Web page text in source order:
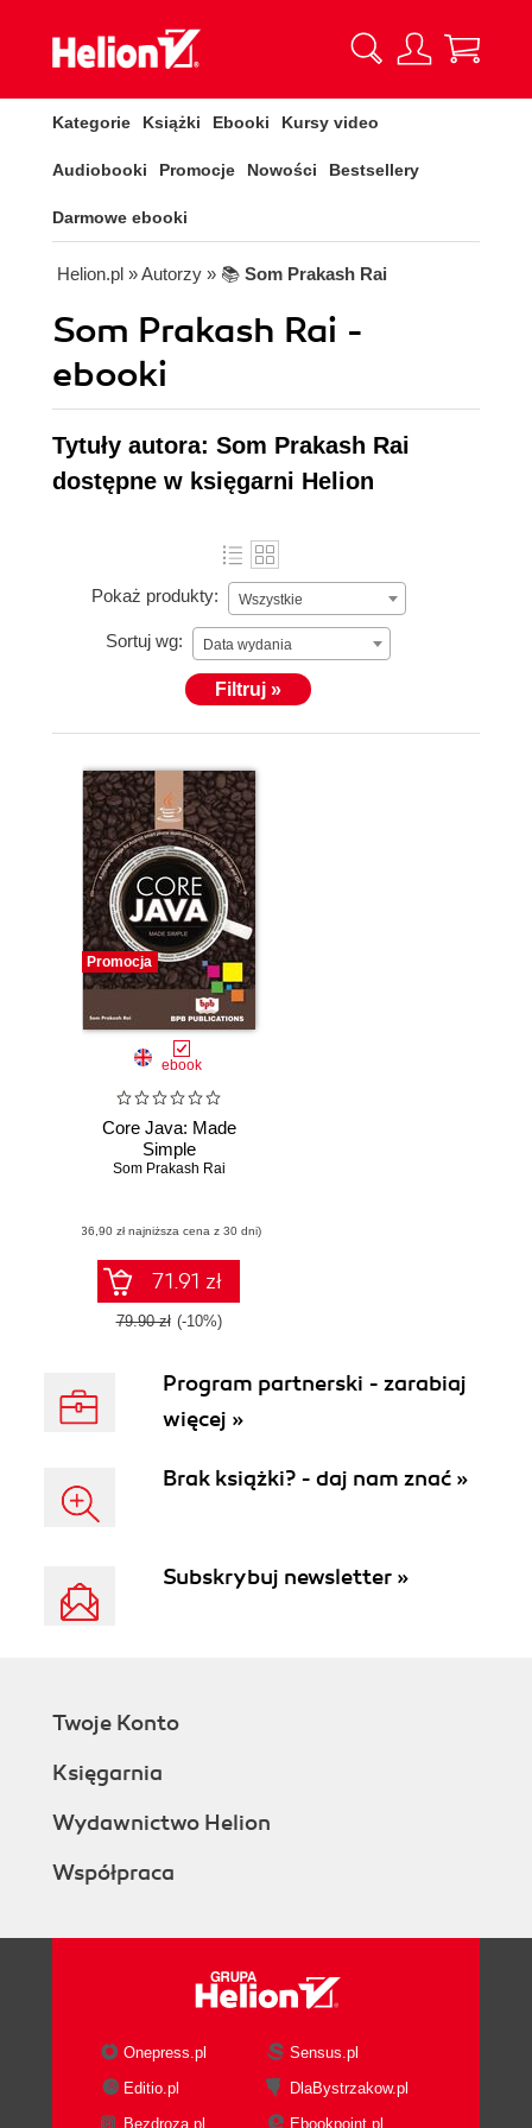
Kategorie Książki Ebooki Kursy video
Audiobooki Promocje Nowości Bestsellery
Darmowe ebooki
Helion.pl » Autorzy » 📚 Som Prakash Rai
Som Prakash Rai -
ebooki
Tytuły autora: Som Prakash Rai
dostępne w księgarni Helion
Pokaż produkty: Wszystkie
Sortuj wg: Data wydania
Filtruj »
Promocja
ebook
Core Java: Made
Simple
Som Prakash Rai
(36,90 zł najniższa cena z 30 dni)
71.91 zł
79.90 zł (-10%)
Program partnerski - zarabiaj
więcej »
Brak książki? - daj nam znać »
Subskrybuj newsletter »
Twoje Konto
Księgarnia
Wydawnictwo Helion
Współpraca
Onepress.pl
Sensus.pl
Editio.pl
DlaBystrzakow.pl
Bezdroza.pl
Ebookpoint.pl